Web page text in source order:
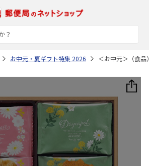
お中元・夏ギフト特集 2026 ＜お中元＞（食